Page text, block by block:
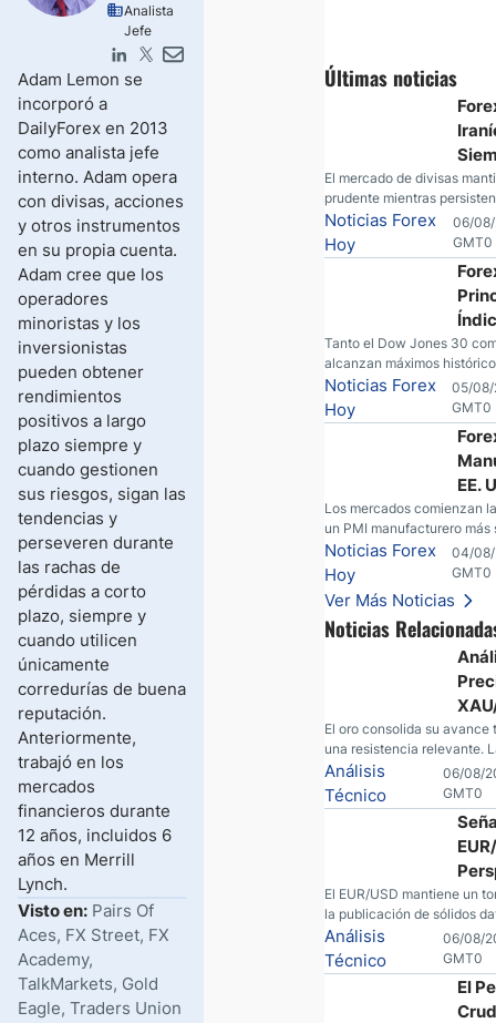
Analista
Jefe
Adam Lemon se
incorporó a
DailyForex en 2013
como analista jefe
interno. Adam opera
con divisas, acciones
y otros instrumentos
en su propia cuenta.
Adam cree que los
operadores
minoristas y los
inversionistas
pueden obtener
rendimientos
positivos a largo
plazo siempre y
cuando gestionen
sus riesgos, sigan las
tendencias y
perseveren durante
las rachas de
pérdidas a corto
plazo, siempre y
cuando utilicen
únicamente
corredurías de buena
reputación.
Anteriormente,
trabajó en los
mercados
financieros durante
12 años, incluidos 6
años en Merrill
Lynch.
Visto en: Pairs Of
Aces, FX Street, FX
Academy,
TalkMarkets, Gold
Eagle, Traders Union
Últimas noticias
El mercado de divisas
prudente mientras
sobre Oriente Medio. El
presión, el oro consolida
operadores esperan
económicas desde
Noticias Forex
Hoy
06/
GMT0
UU.
Tanto el Dow Jones 30
alcanzan máximos
encuentra nuevos
SpaceX y AMD son
llamadas de ganancias; el
cae por debajo de los $80
esperanzas; el dólar
continúa intentando
yen; el peso mexicano ve
medida que las tasas caen
Noticias Forex
Hoy
05/
GMT0
EE.
y el
Los mercados comienzan
un PMI manufacturero más
UU., movimientos en el
resultados corporativos,
seguridad en Bitcoin y
desde el mercado del
Noticias Forex
Hoy
04/
GMT0
Ver Más Noticias
Noticias
El
El oro consolida su avance
una resistencia relevante.
centra ahora en los datos
EE. UU. y en la evolución
Análisis
Técnico
06/08/
GMT0
El EUR/USD mantiene un
la publicación de sólidos
económicos en Europa y
El mercado sigue atento al
empleo estadounidense y
del escenario geopolítico.
Análisis
Técnico
06/08/
GMT0
El